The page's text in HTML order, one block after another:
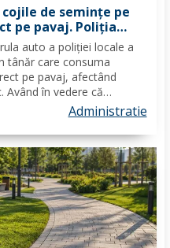
de seminţe pe
pe pavaj. Poliţia
față de spațiul
prioritate pentru
auto a poliției locale a
tânăr care consuma
pe pavaj, afectând
Având în vedere că
prevenția și educarea
Administratie